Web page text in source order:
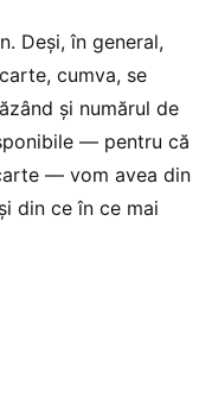
Deși, în general,
cumva, se
și numărul de
— pentru că
— vom avea din
din ce în ce mai